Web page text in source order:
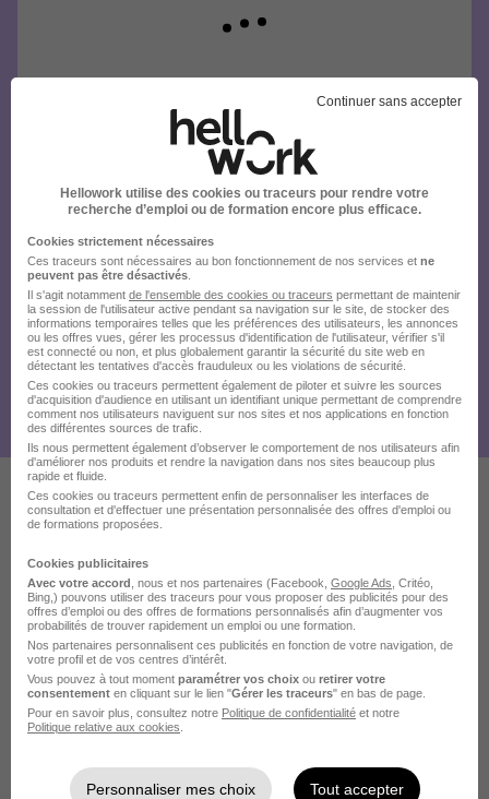
Ces offres pourraient aussi
vous intéresser
Médecin du Travail en Service
MED&CO
Continuer sans accepter
Hellowork utilise des cookies ou traceurs pour rendre votre
recherche d’emploi ou de formation encore plus efficace.
Cookies strictement nécessaires
Ces traceurs sont nécessaires au bon fonctionnement de nos services et ne
peuvent pas être désactivés
Il s'agit notamment de l'ensemble des cookies ou traceurs permettant de maintenir
la session de l'utilisateur active pendant sa navigation sur le site, de stocker des
informations temporaires telles que les préférences des utilisateurs, les annonces
ou les offres vues, gérer les processus d'identification de l'utilisateur, vérifier s'il
est connecté ou non, et plus globalement garantir la sécurité du site web en
détectant les tentatives d'accès frauduleux ou les violations de sécurité.
Ces cookies ou traceurs permettent également de piloter et suivre les sources
d'acquisition d'audience en utilisant un identifiant unique permettant de comprendre
comment nos utilisateurs naviguent sur nos sites et nos applications en fonction
des différentes sources de trafic.
Ils nous permettent également d’observer le comportement de nos utilisateurs afin
d'améliorer nos produits et rendre la navigation dans nos sites beaucoup plus
rapide et fluide.
Ces cookies ou traceurs permettent enfin de personnaliser les interfaces de
consultation et d'effectuer une présentation personnalisée des offres d'emploi ou
de formations proposées.
Cookies publicitaires
Avec votre accord , nous et nos partenaires (Facebook, Google Ads , Critéo,
Bing,) pouvons utiliser des traceurs pour vous proposer des publicités pour des
offres d’emploi ou des offres de formations personnalisés afin d’augmenter vos
probabilités de trouver rapidement un emploi ou une formation.
Nos partenaires personnalisent ces publicités en fonction de votre navigation, de
votre profil et de vos centres d’intérêt.
Vous pouvez à tout moment paramétrer vos choix ou retirer votre
consentement en cliquant sur le lien "Gérer les traceurs" en bas de page.
Pour en savoir plus, consultez notre Politique de confidentialité et notre
Politique relative aux cookies
Personnaliser mes choix Tout accepter